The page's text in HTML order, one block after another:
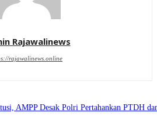
Rajawalinews
rajawalinews.online
AMPP Desak Polri Pertahankan PTDH